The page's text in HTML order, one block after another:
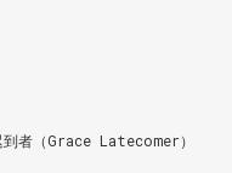
者（Grace Latecomer）